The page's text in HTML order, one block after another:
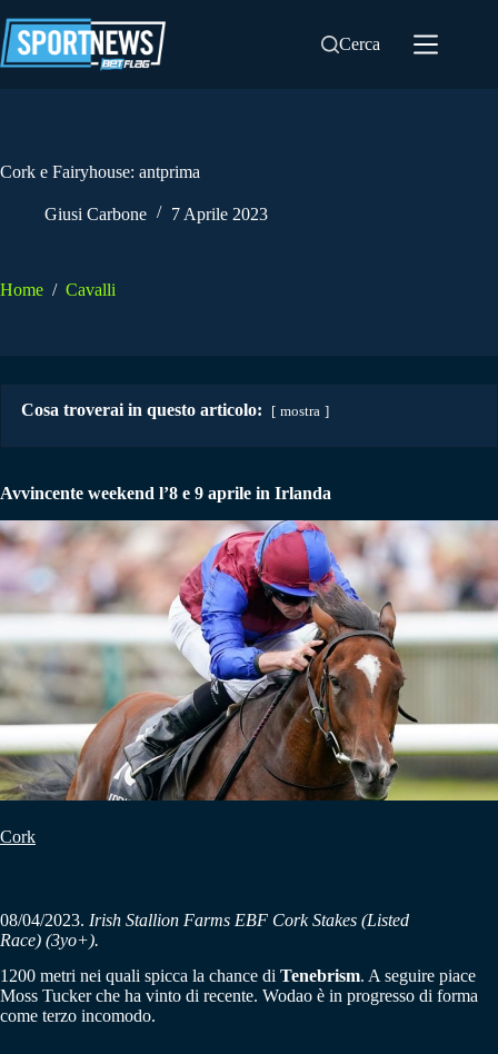
al
contenuto
Cerca
Cork e Fairyhouse: antprima
Giusi Carbone 7 Aprile 2023
Home / Cavalli
Cosa troverai in questo articolo: mostra
Avvincente weekend l’8 e 9 aprile in Irlanda
Cork
08/04/2023. Irish Stallion Farms EBF Cork Stakes (Listed
Race) (3yo+).
1200 metri nei quali spicca la chance di Tenebrism. A seguire piace
Moss Tucker che ha vinto di recente. Wodao è in progresso di forma
come terzo incomodo.